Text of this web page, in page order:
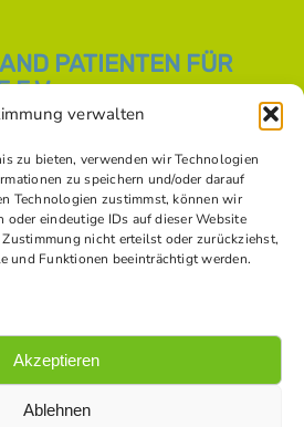
verwalten
zu bieten, verwenden wir Technologien
zu speichern und/oder darauf
Technologien zustimmst, können wir
oder eindeutige IDs auf dieser Website
nicht erteilst oder zurückziehst,
und Funktionen beeinträchtigt werden.
Akzeptieren
Ablehnen
PATIENTEN FÜR
E.V.
info [at] bph-online.de
Homöopathie Online